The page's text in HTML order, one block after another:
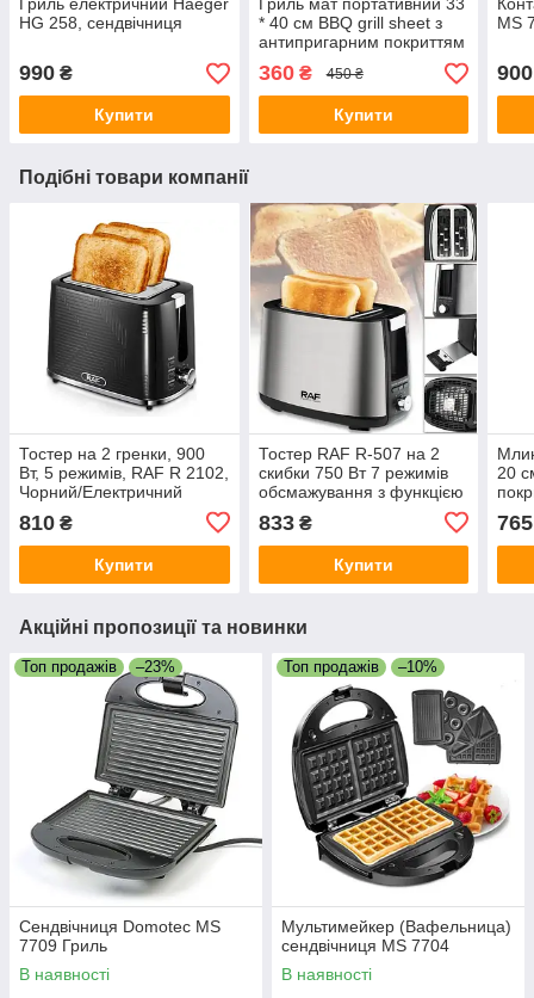
HG 258, сендвічниця
990 ₴
Купити
* 40 см BBQ grill sheet з
антипригарним покриттям
360₴ 450 ₴
Купити
MS
900
Подібні товари компанії
Тостер на 2 гренки, 900
Вт, 5 режимів, RAF R 2102,
Чорний/Електричний
Електростер для хліба
810 ₴
Купити
Тостер RAF R-507 на 2
скибки 750 Вт 7 режимів
обсмажування з функцією
833₴
Купити
20
765
Акційні пропозиції та новинки
Топ продажів –23%
Сендвічниця Domotec MS
7709 Гриль
В наявності
Топ продажів –10%
Мультимейкер (Вафельница)
сендвічниця MS 7704
В наявності